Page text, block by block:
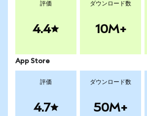
評価
4.4
ダウンロード数
10M+
App Store
評価
4.7
ダウンロード数
50M+